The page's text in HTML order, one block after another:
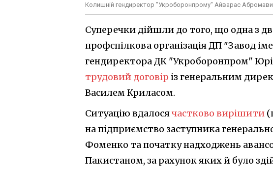
Колишній гендиректор "Укроборонпрому" Айварас
Суперечки дійшли до того, що одна з
профспілкова організація ДП "Завод
гендиректора ДК "Укроборонпром"
трудовий договір із генеральним
Василем Криласом.
Ситуацію вдалосячастково вирішити
на підприємство заступника
Фоменко та початку надходжень
Пакистаном, за рахунок яких й було